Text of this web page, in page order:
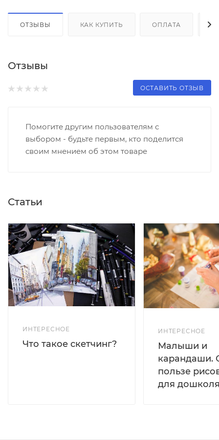
ОТЗЫВЫ КАК КУПИТЬ ОПЛАТА
Отзывы
ОСТАВИТЬ ОТЗЫВ
Помогите другим пользователям с
выбором - будьте первым, кто поделится
своим мнением об этом товаре
Статьи
ИНТЕРЕСНОЕ
Что такое скетчинг?
ИНТЕРЕСНОЕ
Малыши и
карандаши.
пользе
для